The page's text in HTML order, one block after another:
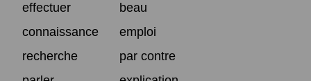
effectuer
beau
connaissance
emploi
recherche
par contre